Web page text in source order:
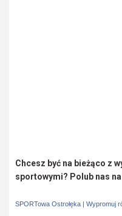
Chcesz być na bieżąco z
sportowymi? Polub nas
SPORTowa Ostrołęka | Wypromuj